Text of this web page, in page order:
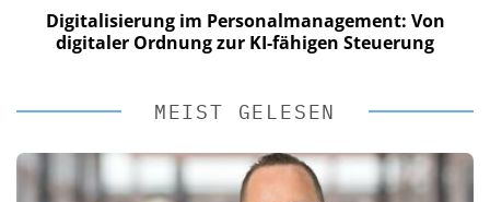
Digitalisierung im Personalmanagement: Von
digitaler Ordnung zur KI-fähigen Steuerung
MEIST GELESEN